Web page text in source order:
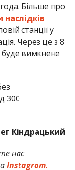
Більше про
наслідків
станції у
Через це з 8
буде вимкнене
300
Кіндрацький
нас
Instagram.